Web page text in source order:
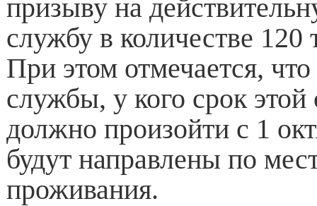
призыву на
службу в количестве 120
При этом отмечается,
службы, у кого срок
должно произойти с 1
будут направлены по
проживания.